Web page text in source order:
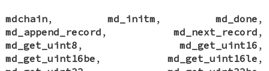
mdchain, md_initm , md_done ,
md_append_record , md_next_record ,
md_get_uint8 , md_get_uint16 ,
md_get_uint16be , md_get_uint16le ,